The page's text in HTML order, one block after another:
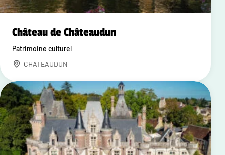
Château de Châteaudun
Patrimoine culturel
CHATEAUDUN